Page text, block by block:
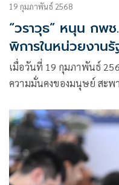
19 กุมภาพันธ์ 2568
“วราวุธ” หนุน กพ
พิการในหน่วยงาน
เทคโนโลยีให้คนหู
ทดลองใช้ในห้องป
เมื่อวันที่ 19 กุมภาพันธ์ 2568 ที่กระทรวงการพัฒนาสังคมและ
ความมั่นคงของมนุษย์ สะพ
มนุษย์ (รมว.พม.) เปิดเผย
กรรมการส่งเสริมและพัฒ
(กพช.) ครั้งที่ 1/2568 ว่า ที่ป
ส่งเสริมให้มีการจ้างงานคนพิ